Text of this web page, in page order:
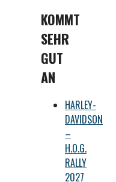
KOMMT
SEHR
GUT
AN
HARLEY-
DAVIDSON
–
H.O.G.
RALLY
2027